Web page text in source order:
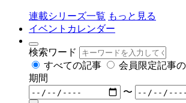
連載シリーズ一覧 もっと見る
イベントカレンダー
検索ワード
すべての記事
会員限定記事
期間
〜